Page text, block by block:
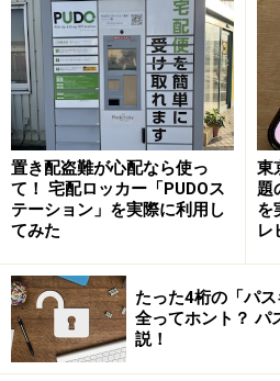
iPhoneの場合、無料アプリ「
ます。利用していない人は、ぜ
きましょう。また、このアプ
遠隔操作を行うには、端末の
があります。「設定」から「
を探す」をオンにしてください
加している他のメンバーの端末
くと、地図上でiPhoneがある
コンから探す場合は、
ードでログインすれば利用でき
置き配盗難が心配なら使っ
て！ 宅配ロッカー「PUDOス
テーション」を実際に利用し
てみた
東
題
を
レ
たった4桁の「パ
全ってホント？ パ
説！